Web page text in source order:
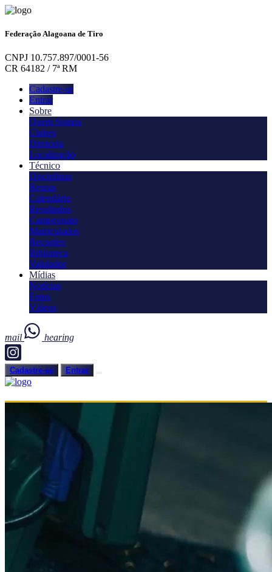
Federação Alagoana de Tiro
CNPJ 10.757.897/0001-56
CR 64182 / 7ª RM
Cadastre-se
Entrar
Sobre
Quem Somos
Clubes
Diretoria
Localização
Técnico
Disciplinas
Regras
Calendário
Resultados
Campeonato
Matriculados
Recordes
Biblioteca
Validador
Mídias
Notícias
Fotos
Vídeos
mail hearing
Cadastre-se Entrar